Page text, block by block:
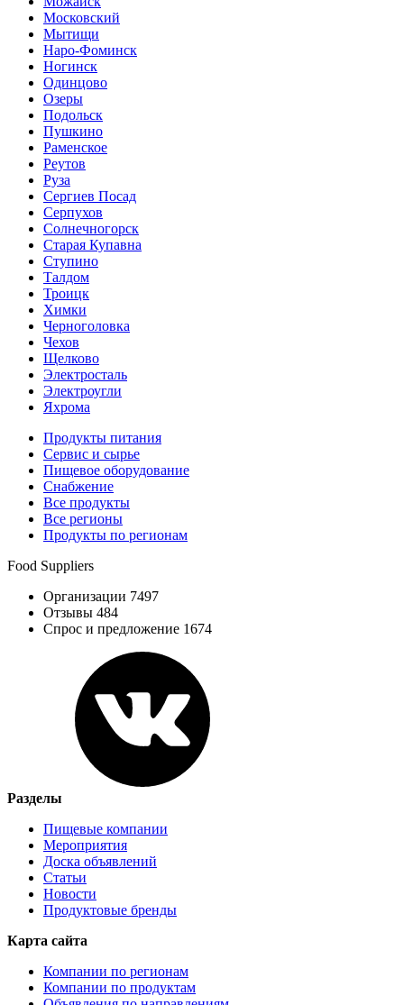
Московский
Мытищи
Наро-Фоминск
Ногинск
Одинцово
Озеры
Подольск
Пушкино
Раменское
Реутов
Руза
Сергиев Посад
Серпухов
Солнечногорск
Старая Купавна
Ступино
Талдом
Троицк
Химки
Черноголовка
Чехов
Щелково
Электросталь
Электроугли
Яхрома
Продукты питания
Сервис и сырье
Пищевое оборудование
Снабжение
Все продукты
Все регионы
Продукты по регионам
Food Suppliers
Организации 7497
Отзывы 484
Спрос и предложение 1674
Разделы
Пищевые компании
Мероприятия
Доска объявлений
Статьи
Новости
Продуктовые бренды
Карта сайта
Компании по регионам
Компании по продуктам